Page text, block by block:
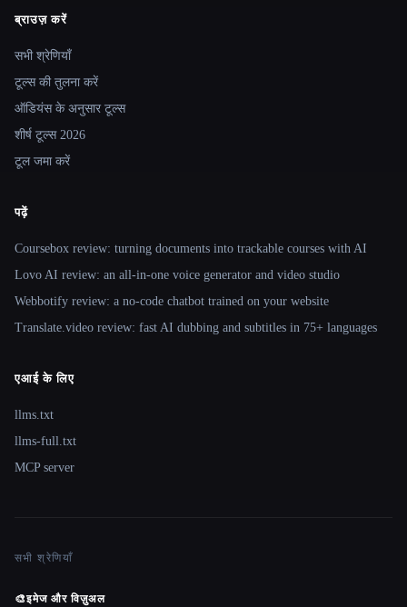
Site navigation
ब्राउज़ करें
सभी श्रेणियाँ
टूल्स की तुलना करें
ऑडियंस के अनुसार टूल्स
शीर्ष टूल्स 2026
टूल जमा करें
पढ़ें
Coursebox review: turning documents into trackable courses with AI
Lovo AI review: an all-in-one voice generator and video studio
Webbotify review: a no-code chatbot trained on your website
Translate.video review: fast AI dubbing and subtitles in 75+ languages
एआई के लिए
llms.txt
llms-full.txt
MCP server
सभी श्रेणियाँ
🎨इमेज और विज़ुअल